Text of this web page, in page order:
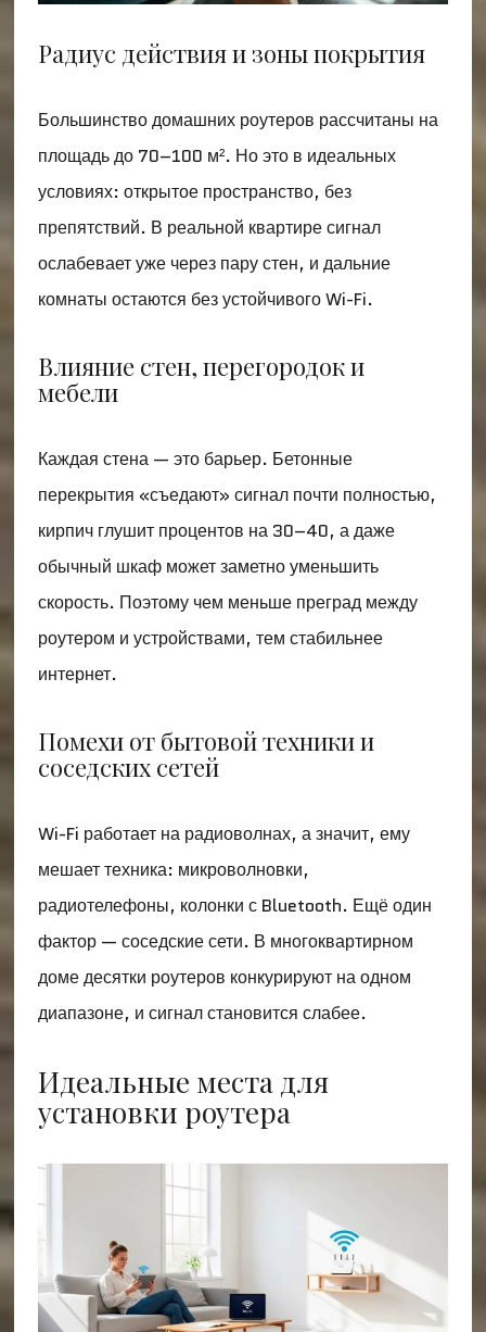
Радиус действия и зоны покрытия
Большинство домашних роутеров рассчитаны на
площадь до 70–100 м². Но это в идеальных
условиях: открытое пространство, без
препятствий. В реальной квартире сигнал
ослабевает уже через пару стен, и дальние
комнаты остаются без устойчивого Wi-Fi.
Влияние стен, перегородок и
мебели
Каждая стена — это барьер. Бетонные
перекрытия «съедают» сигнал почти полностью,
кирпич глушит процентов на 30–40, а даже
обычный шкаф может заметно уменьшить
скорость. Поэтому чем меньше преград между
роутером и устройствами, тем стабильнее
интернет.
Помехи от бытовой техники и
соседских сетей
Wi-Fi работает на радиоволнах, а значит, ему
мешает техника: микроволновки,
радиотелефоны, колонки с Bluetooth. Ещё один
фактор — соседские сети. В многоквартирном
доме десятки роутеров конкурируют на одном
диапазоне, и сигнал становится слабее.
Идеальные места для
установки роутера